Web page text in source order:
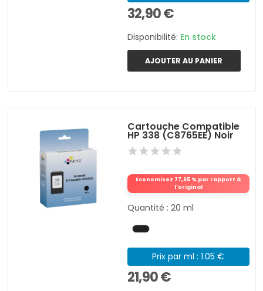
32,90 €
Disponibilité: En stock
AJOUTER AU PANIER
Cartouche Compatible
HP 338 (C8765EE) Noir
Économisez 77,65 % par rapport à
l'original
Quantité : 20 ml
Prix par ml : 1.05 €
21,90 €